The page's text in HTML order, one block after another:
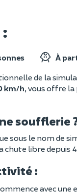
À
de la
km/h, vous offre la
soufflerie
sous le nom de
chute libre
:
avec une